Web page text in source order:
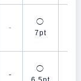
-
◯
7pt
-
◯